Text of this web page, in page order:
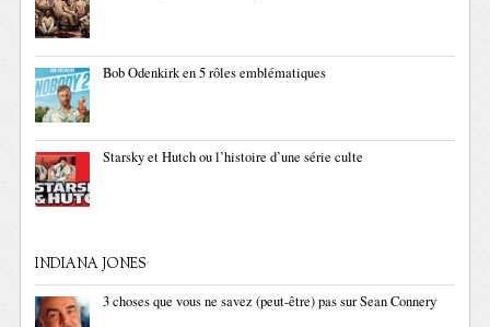
Bob Odenkirk en 5 rôles emblématiques
Starsky et Hutch ou l’histoire d’une série culte
INDIANA JONES
3 choses que vous ne savez (peut-être) pas sur Sean Connery